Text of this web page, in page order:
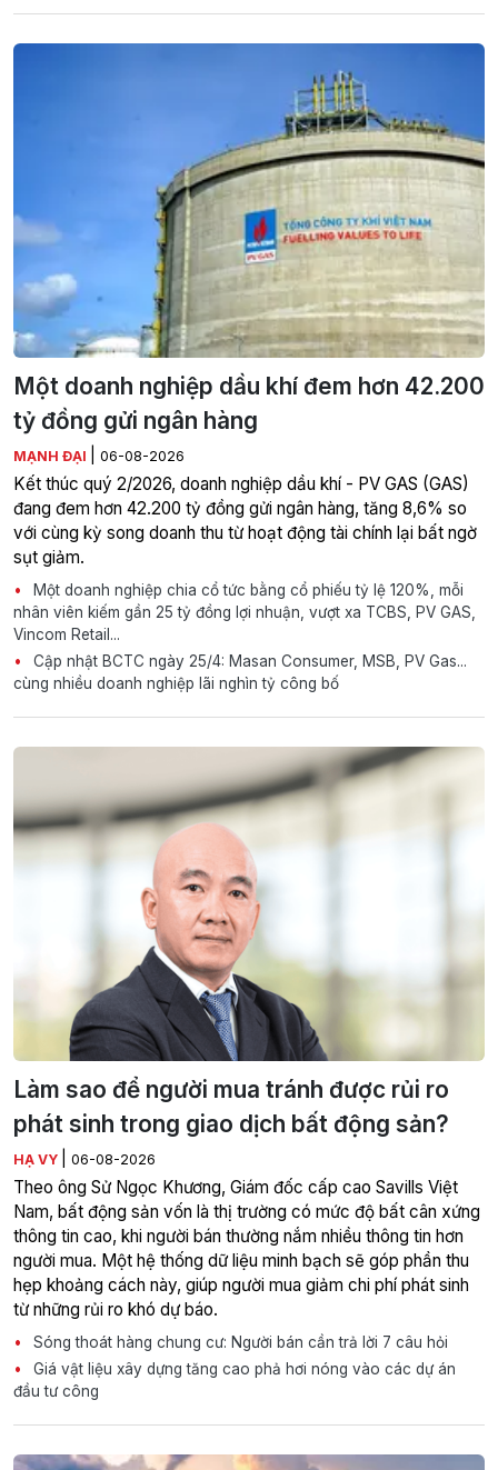
Một doanh nghiệp dầu khí đem hơn 42.200
tỷ đồng gửi ngân hàng
MẠNH ĐẠI 06-08-2026
Kết thúc quý 2/2026, doanh nghiệp dầu khí - PV GAS (GAS)
đang đem hơn 42.200 tỷ đồng gửi ngân hàng, tăng 8,6% so
với cùng kỳ song doanh thu từ hoạt động tài chính lại bất ngờ
sụt giảm.
Một doanh nghiệp chia cổ tức bằng cổ phiếu tỷ lệ 120%, mỗi
nhân viên kiếm gần 25 tỷ đồng lợi nhuận, vượt xa TCBS, PV GAS,
Vincom Retail...
Cập nhật BCTC ngày 25/4: Masan Consumer, MSB, PV Gas...
cùng nhiều doanh nghiệp lãi nghìn tỷ công bố
Làm sao để người mua tránh được rủi ro
phát sinh trong giao dịch bất động sản?
HẠ VY 06-08-2026
Theo ông Sử Ngọc Khương, Giám đốc cấp cao Savills Việt
Nam, bất động sản vốn là thị trường có mức độ bất cân xứng
thông tin cao, khi người bán thường nắm nhiều thông tin hơn
người mua. Một hệ thống dữ liệu minh bạch sẽ góp phần thu
hẹp khoảng cách này, giúp người mua giảm chi phí phát sinh
từ những rủi ro khó dự báo.
Sóng thoát hàng chung cư: Người bán cần trả lời 7 câu hỏi
Giá vật liệu xây dựng tăng cao phả hơi nóng vào các dự án
đầu tư công